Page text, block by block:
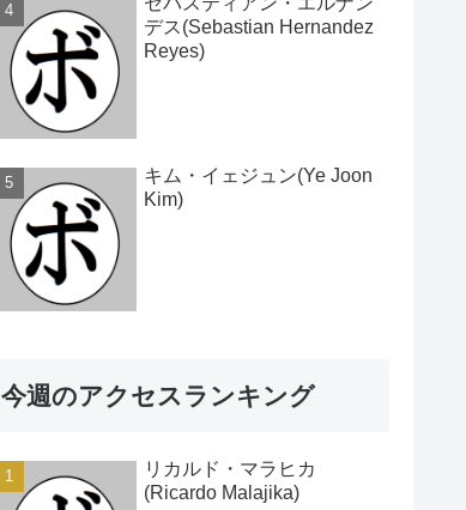
デス(Sebastian Hernandez
Reyes)
キム・イェジュン(Ye Joon
Kim)
今週のアクセスランキング
リカルド・マラヒカ
(Ricardo Malajika)